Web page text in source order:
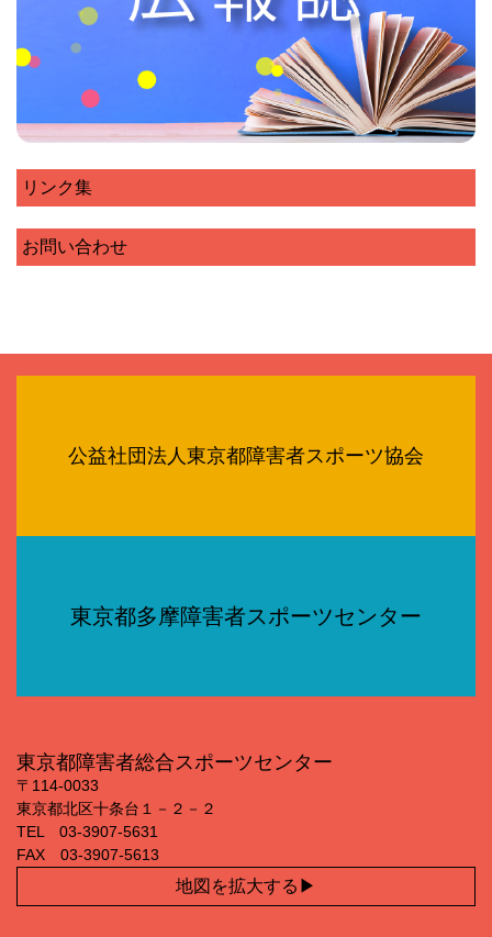
リンク集
お問い合わせ
公益社団法人東京都障害者スポーツ協会
東京都多摩障害者スポーツセンター
東京都障害者総合スポーツセンター
〒114‐0033
東京都北区十条台１－２－２
TEL 03‐3907‐5631
FAX 03‐3907‐5613
地図を拡大する